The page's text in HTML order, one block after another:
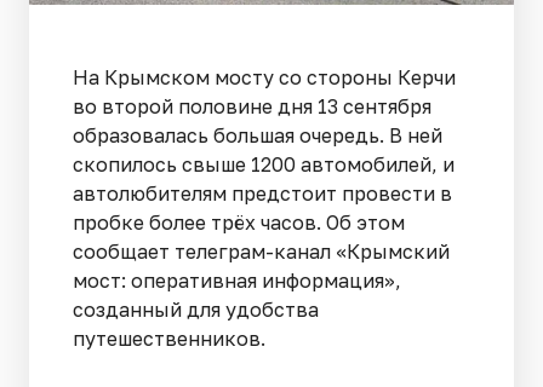
На Крымском мосту со стороны Керчи
во второй половине дня 13 сентября
образовалась большая очередь. В ней
скопилось свыше 1200 автомобилей, и
автолюбителям предстоит провести в
пробке более трёх часов. Об этом
сообщает телеграм-канал «Крымский
мост: оперативная информация»,
созданный для удобства
путешественников.